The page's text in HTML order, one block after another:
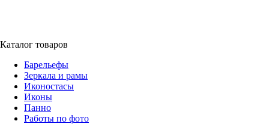
Каталог товаров
Барельефы
Зеркала и рамы
Иконостасы
Иконы
Панно
Работы по фото